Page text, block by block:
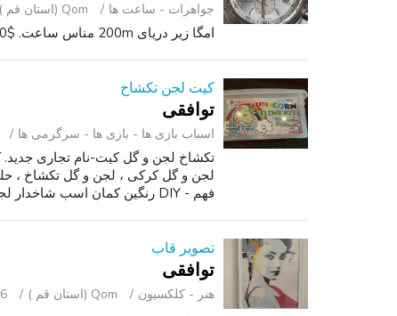
جواهرات - ساعت ‌ها Qom (استان قم )
امگا زیر دریای 200m مناس ساعت. $650. نمایش اطلاعات تماس.
کیت لجن تکشاخ
توافقی
اسباب‌ بازی ها - بازی ها - سرگرمی ‌ها
تکشاخ لجن و گل کیت-نام تجاری
لجن و گل کرکی ، لجن و گل تکشاخ ،
فهم - DIY رنگین کمان اسب شاخدار لجن و گل ساخت کیت و لوازم جانبی لجن و گ...
تصویر قاب
توافقی
هنر - کلکسیون Qom (استان قم )